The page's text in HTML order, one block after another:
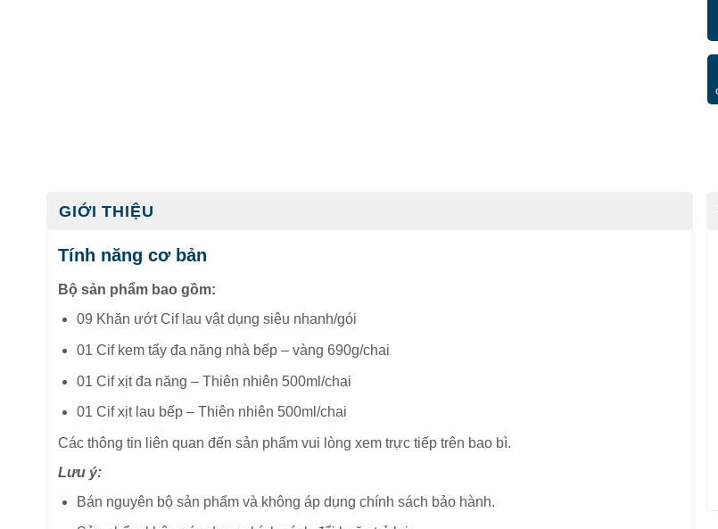
GIỚI THIỆU
Tính năng cơ bản
Bộ sản phẩm bao gồm:
09 Khăn ướt Cif lau vật dụng siêu nhanh/gói
01 Cif kem tẩy đa năng nhà bếp – vàng 690g/chai
01 Cif xịt đa năng – Thiên nhiên 500ml/chai
01 Cif xịt lau bếp – Thiên nhiên 500ml/chai
Các thông tin liên quan đến sản phẩm vui lòng xem trực tiếp trên bao bì.
Lưu ý:
Bán nguyên bộ sản phẩm và không áp dụng chính sách bảo hành.